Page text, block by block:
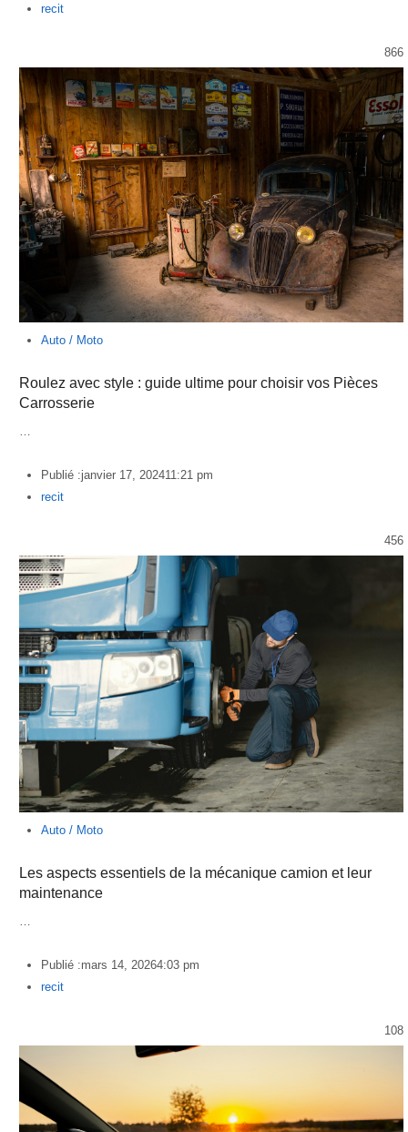
Author
recit
866
Auto / Moto
Roulez avec style : guide ultime pour choisir vos Pièces
Carrosserie
…
Publié :janvier 17, 202411:21 pm
Author
recit
456
Auto / Moto
Les aspects essentiels de la mécanique camion et leur
maintenance
Publié :mars 14, 20264:03 pm
Author
recit
108